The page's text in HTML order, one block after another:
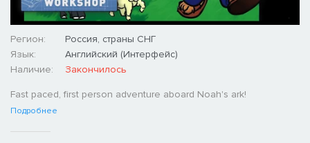
Регион:
Россия, страны СНГ
Язык:
Английский (Интерфейс)
Наличие:
Закончилось
Fast paced, first person adventure aboard Noah's ark!
Подробнее